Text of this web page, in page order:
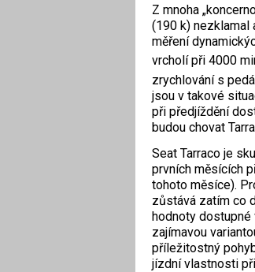
Z mnoha
(190 k) nezklamal
měření
vrcholí při 4000
zrychlování s
jsou v takové
při předjíždění
budou chovat
Seat Tarraco je
prvních měsících
tohoto měsíce).
zůstává zatím co
hodnoty dostupné
zajímavou
příležitostný
jízdní vlastnosti